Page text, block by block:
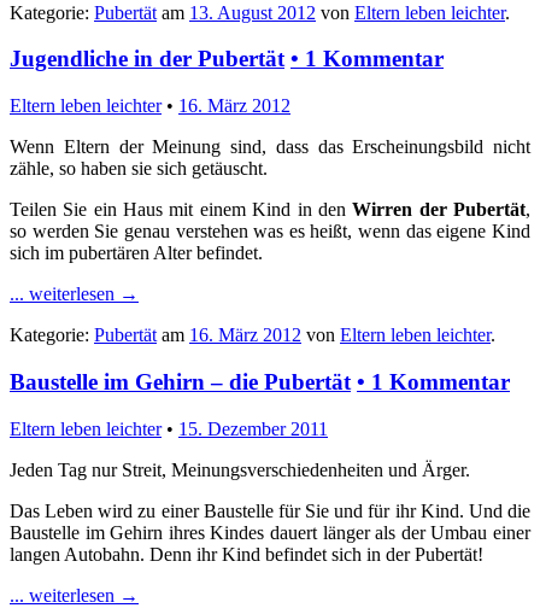
Kategorie: Pubertät am 13. August 2012 von Eltern leben leichter.
Jugendliche in der Pubertät • 1 Kommentar
Eltern leben leichter • 16. März 2012
Wenn Eltern der Meinung sind, dass dasErscheinungsbild nicht
zähle, so haben sie sich getäuscht.
Teilen Sie ein Haus mit einem Kind in denWirren der Pubertät,
so werden Sie genau verstehen was es heißt, wenn das eigene Kind
sich im pubertären Alter befindet.
... weiterlesen →
Kategorie: Pubertät am 16. März 2012 von Eltern leben leichter.
Baustelle im Gehirn – die Pubertät • 1 Kommentar
Eltern leben leichter • 15. Dezember 2011
Jeden Tag nur Streit, Meinungsverschiedenheiten und Ärger.
Das Leben wird zu einer Baustelle für Sie und für ihr Kind. Und die
Baustelle im Gehirn ihres Kindes dauert länger als der Umbau einer
langen Autobahn. Denn ihr Kind befindet sich in der Pubertät!
... weiterlesen →